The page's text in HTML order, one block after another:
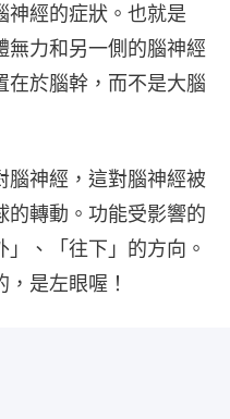
神經的症狀。也就是
無力和另一側的腦神經
在於腦幹，而不是大腦
腦神經，這對腦神經被
的轉動。功能受影響的
、「往下」的方向。
是左眼喔！